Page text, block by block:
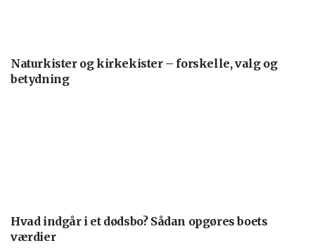
Naturkister og kirkekister – forskelle, valg og
betydning
Hvad indgår i et dødsbo? Sådan opgøres boets
værdier